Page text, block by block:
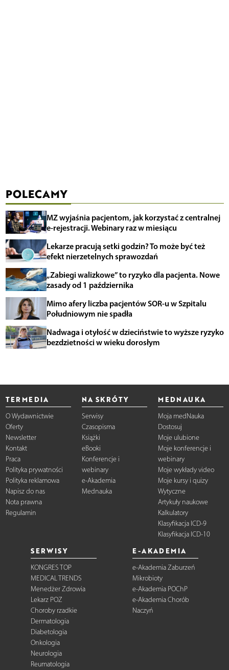
POLECAMY
MZ wyjaśnia pacjentom, jak korzystać z centralnej
e-rejestracji. Webinary raz w miesiącu
Lekarze pracują setki godzin? To może być też
efekt nierzetelnych sprawozdań
„Zabiegi walizkowe” to ryzyko dla pacjenta. Nowe
zasady od 1 października
Mimo afery liczba pacjentów SOR-u w Szpitalu
Południowym nie spadła
Nadwaga i otyłość w dzieciństwie to wyższe ryzyko
bezdzietności w wieku dorosłym
TERMEDIA
O Wydawnictwie
Oferty
Newsletter
Kontakt
Praca
Polityka prywatności
Polityka reklamowa
Napisz do nas
Nota prawna
Regulamin
NA SKRÓTY
Serwisy
Czasopisma
Książki
eBooki
Konferencje i
webinary
e-Akademia
Mednauka
MEDNAUKA
Moja medNauka
Dostosuj
Moje ulubione
Moje konferencje i
webinary
Moje wykłady video
Moje kursy i quizy
Wytyczne
Artykuły naukowe
Kalkulatory
Klasyfikacja ICD-9
Klasyfikacja ICD-10
SERWISY
KONGRES TOP
MEDICAL TRENDS
Menedżer Zdrowia
Lekarz POZ
Choroby rzadkie
Dermatologia
Diabetologia
Onkologia
Neurologia
Reumatologia
E-AKADEMIA
e-Akademia Zaburzeń
Mikrobioty
e-Akademia POChP
e-Akademia Chorób
Naczyń